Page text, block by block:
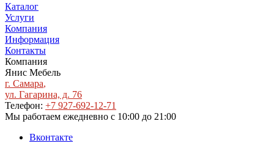
Каталог
Услуги
Компания
Информация
Контакты
Компания
Янис Мебель
г. Самара,
ул. Гагарина, д. 76
Телефон: +7 927-692-12-71
Мы работаем ежедневно с 10:00 до 21:00
Вконтакте